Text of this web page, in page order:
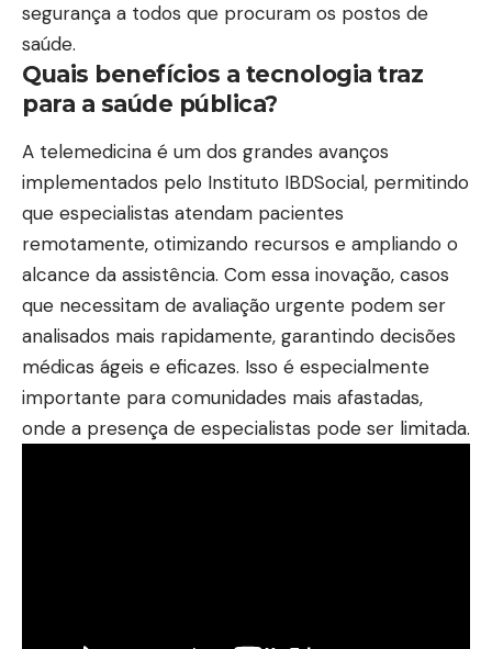
segurança a todos que procuram os postos de
saúde.
Quais benefícios a tecnologia traz
para a saúde pública?
A telemedicina é um dos grandes avanços
implementados pelo Instituto IBDSocial, permitindo
que especialistas atendam pacientes
remotamente, otimizando recursos e ampliando o
alcance da assistência. Com essa inovação, casos
que necessitam de avaliação urgente podem ser
analisados mais rapidamente, garantindo decisões
médicas ágeis e eficazes. Isso é especialmente
importante para comunidades mais afastadas,
onde a presença de especialistas pode ser limitada.